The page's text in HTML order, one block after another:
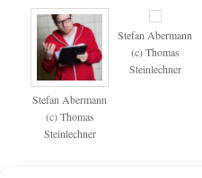
Stefan Abermann
(c) Thomas
Steinlechner
Stefan Abermann
(c) Thomas
Steinlechner